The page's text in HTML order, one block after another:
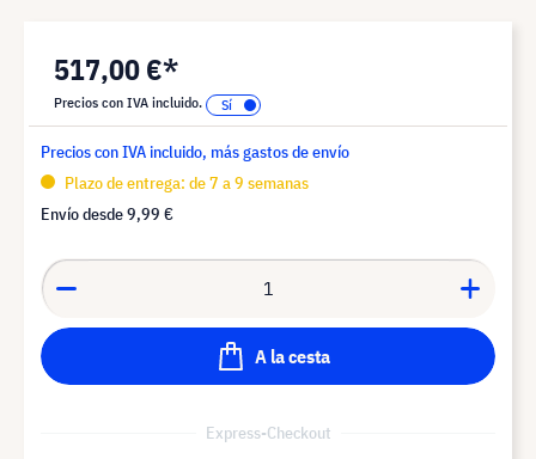
517,00 €*
Precios con IVA incluido.
Precios con IVA incluido, más gastos de envío
Plazo de entrega: de 7 a 9 semanas
Envío desde9,99 €
A la cesta
Express-Checkout